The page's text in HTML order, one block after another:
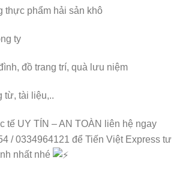
thực phẩm hải sản khô
ty
đồ trang trí, quà lưu niệm
từ, tài liệu,..
tế UY TÍN – AN TOÀN liên hệ ngay
/ 0334964121 để Tiến Việt Express tư
nhất nhé